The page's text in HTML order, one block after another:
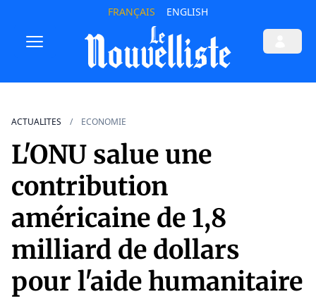
FRANÇAIS ENGLISH
ACTUALITES ECONOMIE
L'ONU salue une
contribution
américaine de 1,8
milliard de dollars
pour l'aide humanitaire